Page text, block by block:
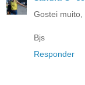
Gostei
Bjs
Responder